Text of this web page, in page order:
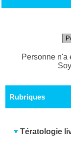
Personne n'a
Rubriques
Tératologie